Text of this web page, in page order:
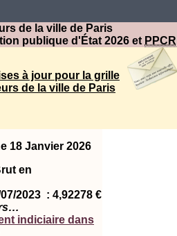
de la ville de Paris
publique d'État 2026 et PPCR
à jour pour la grille
de la ville de Paris
18 Janvier 2026
en
2023 : 4,92278 €
indiciaire dans